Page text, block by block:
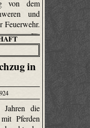
von dem
und
Feuerwehr.
in
Jahren die
Pferden